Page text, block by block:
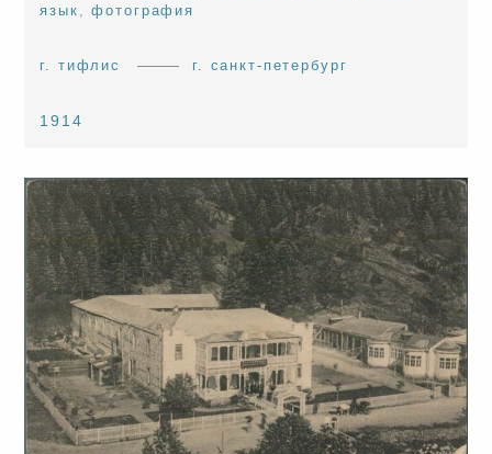
язык
,фотография
г. тифлис г. санкт-петербург
1914